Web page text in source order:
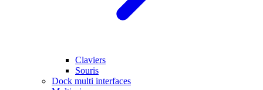
Claviers
Souris
Dock multi interfaces